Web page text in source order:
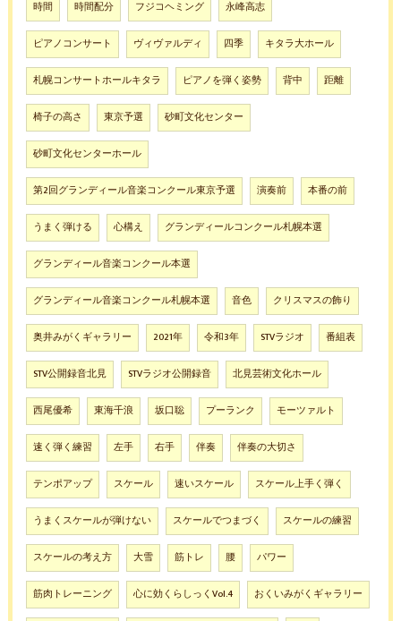
時間 時間配分 フジコヘミング 永峰高志
ピアノコンサート ヴィヴァルディ 四季 キタラ大ホール
札幌コンサートホールキタラ ピアノを弾く姿勢 背中 距離
椅子の高さ 東京予選 砂町文化センター
砂町文化センターホール
第2回グランディール音楽コンクール東京予選 演奏前 本番の前
うまく弾ける 心構え グランディールコンクール札幌本選
グランディール音楽コンクール本選
グランディール音楽コンクール札幌本選 音色 クリスマスの飾り
奥井みがくギャラリー 2021年 令和3年 STVラジオ 番組表
STV公開録音北見 STVラジオ公開録音 北見芸術文化ホール
西尾優希 東海千浪 坂口聡 プーランク モーツァルト
速く弾く練習 左手 右手 伴奏 伴奏の大切さ
テンポアップ スケール 速いスケール スケール上手く弾く
うまくスケールが弾けない スケールでつまづく スケールの練習
スケールの考え方 大雪 筋トレ 腰 パワー
筋肉トレーニング 心に効くらしっくVol.4 おくいみがくギャラリー